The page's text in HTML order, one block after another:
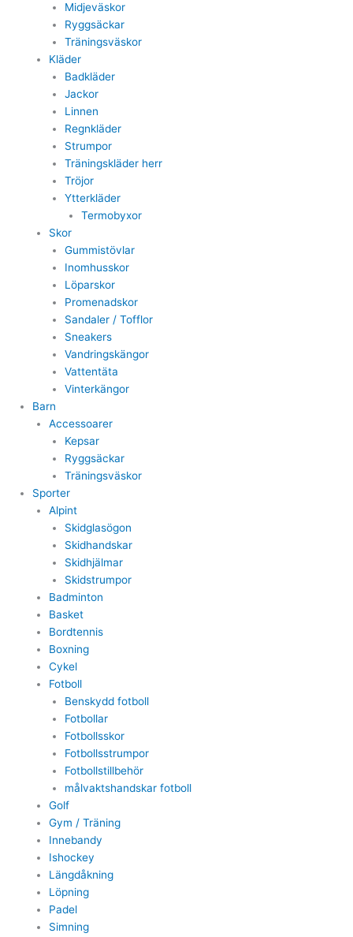
Midjeväskor
Ryggsäckar
Träningsväskor
Kläder
Badkläder
Jackor
Linnen
Regnkläder
Strumpor
Träningskläder herr
Tröjor
Ytterkläder
Termobyxor
Skor
Gummistövlar
Inomhusskor
Löparskor
Promenadskor
Sandaler / Tofflor
Sneakers
Vandringskängor
Vattentäta
Vinterkängor
Barn
Accessoarer
Kepsar
Ryggsäckar
Träningsväskor
Sporter
Alpint
Skidglasögon
Skidhandskar
Skidhjälmar
Skidstrumpor
Badminton
Basket
Bordtennis
Boxning
Cykel
Fotboll
Benskydd fotboll
Fotbollar
Fotbollsskor
Fotbollsstrumpor
Fotbollstillbehör
målvaktshandskar fotboll
Golf
Gym / Träning
Innebandy
Ishockey
Längdåkning
Löpning
Padel
Simning